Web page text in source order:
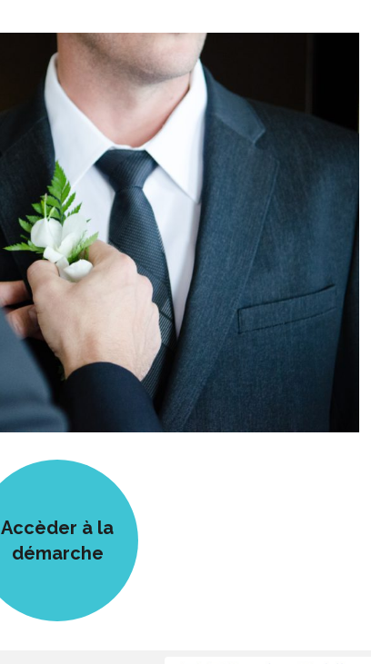
Accèder à la
démarche